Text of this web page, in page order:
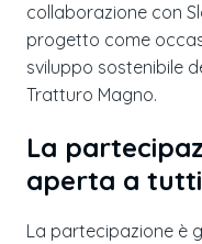
collaborazione con
progetto come
sviluppo sostenibile
Tratturo Magno.
La
aperta a tutti
La partecipazione è